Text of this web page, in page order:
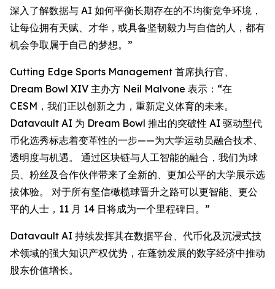
深入了解数据与 AI 如何平衡长期存在的不均衡竞争环境，
让每位拥有天赋、才华，或具备坚韧毅力与自信的人，都有
机会争取属于自己的梦想。”
Cutting Edge Sports Management 首席执行官、
Dream Bowl XIV 主办方 Neil Malvone 表示：“在
CESM，我们正以创新之力，重新定义体育的未来。
Datavault AI 为 Dream Bowl 推出的突破性 AI 驱动型代
币化选秀标志着变革性的一步——为大学运动员融合技术、
透明度与机遇。 通过区块链与人工智能的融合，我们为球
员、粉丝及合作伙伴带来了全新的、更加公平的大学展示选
拔体验。 对于所有坚信橄榄球晋升之路可以更智能、更公
平的人士，11 月 14 日将成为一个里程碑日。”
Datavault AI 持续发挥其在数据平台、代币化及沉浸式技
术领域的强大知识产权优势，在蓬勃发展的数字经济中推动
股东价值增长。